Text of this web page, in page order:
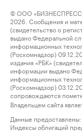
© ООО
2026. Сообщения и
(свидетельство о
выдано Федеральной
информационных
(Роскомнадзор)
издания «РБК»
информации выдано
информационных
(Роскомнадзор)
сопровождаются
Владельцем сайта
Данные предоставлены:
Индексы облигаций